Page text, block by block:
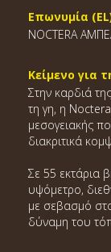
Επωνυμία
NOCTERA
Κείμενο για
Στην καρδιά
τη γη, η
μεσογειακής
διακριτικά
Σε 55 εκτάρια
υψόμετρο,
με σεβασμό
δύναμη του